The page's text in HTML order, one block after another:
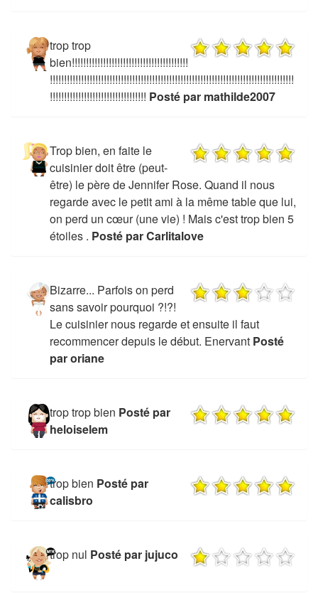
trop trop
bien!!!!!!!!!!!!!!!!!!!!!!!!!!!!!!!!!!!!!!!!!
!!!!!!!!!!!!!!!!!!!!!!!!!!!!!!!!!!!!!!!!!!!!!!!!!!!!!!!!!!!!!!!!!!!!!!!!!!!!!!!!!!!!!!
!!!!!!!!!!!!!!!!!!!!!!!!!!!!!!!!!! Posté par mathilde2007
Trop bien, en faite le
cuisinier doit être (peut-
être) le père de Jennifer Rose. Quand il nous
regarde avec le petit ami à la même table que lui,
on perd un cœur (une vie) ! Mais c'est trop bien 5
étoiles . Posté par Carlitalove
Bizarre... Parfois on perd
sans savoir pourquoi ?!?!
Le cuisinier nous regarde et ensuite il faut
recommencer depuis le début. Enervant Posté
par oriane
trop trop bien Posté par
heloiselem
trop bien Posté par
calisbro
trop nul Posté par jujuco